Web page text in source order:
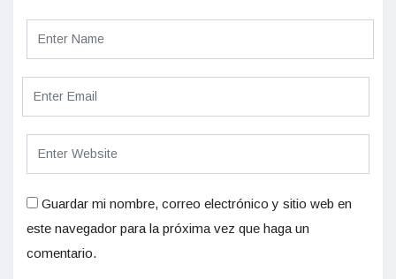
Guardar mi nombre, correo electrónico y sitio web en
este navegador para la próxima vez que haga un
comentario.